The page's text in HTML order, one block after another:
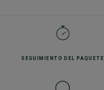
SEGUIMIENTO DEL PAQUETE